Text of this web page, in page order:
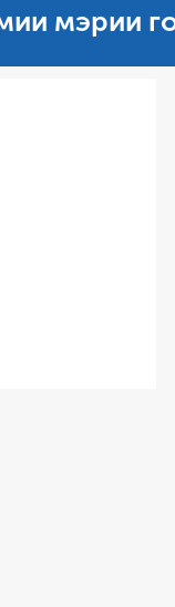
мэрии